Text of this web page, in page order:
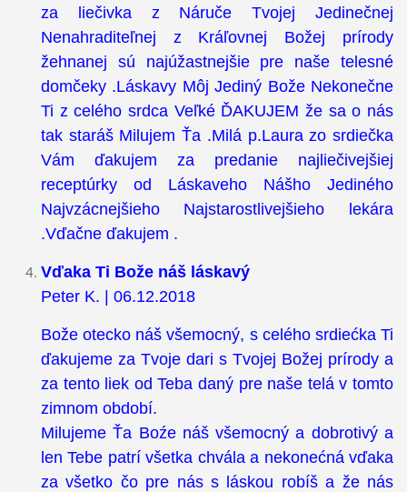
za liečivka z Náruče Tvojej Jedinečnej
Nenahraditeľnej z Kráľovnej Božej prírody
žehnanej sú najúžastnejšie pre naše telesné
domčeky .Láskavy Môj Jediný Bože Nekonečne
Ti z celého srdca Veľké ĎAKUJEM že sa o nás
tak staráš Milujem Ťa .Milá p.Laura zo srdiečka
Vám ďakujem za predanie najliečivejšiej
receptúrky od Láskaveho Nášho Jediného
Najvzácnejšieho Najstarostlivejšieho lekára
.Vďačne ďakujem .
Vďaka Ti Bože náš láskavý
Peter K. | 06.12.2018
Bože otecko náš všemocný, s celého srdiećka Ti
ďakujeme za Tvoje dari s Tvojej Božej prírody a
za tento liek od Teba daný pre naše telá v tomto
zimnom období.
Milujeme Ťa Boźe náš všemocný a dobrotivý a
len Tebe patrí všetka chvála a nekonećná vďaka
za všetko čo pre nás s láskou robíš a že nás